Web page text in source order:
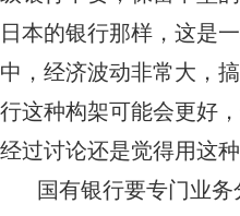
日本的银行那样，这是
中，经济波动非常大，
行这种构架可能会更好
经过讨论还是觉得用这
国有银行要专门业